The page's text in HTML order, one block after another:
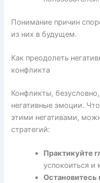
Понимание причин
из них в будущем.
Как преодолеть
конфликта
Конфликты,
негативные эмоции.
этими негативами,
стратегий:
Практикуйте
успокоиться и
Остановитесь